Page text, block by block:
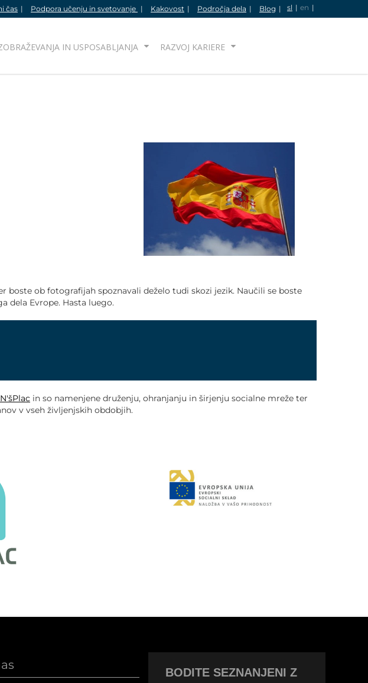
sl en
čas Podpora učenju in svetovanje Kakovost Področja dela Blog
IN USPOSABLJANJA RAZVOJ KARIERE
ob fotografijah spoznavali deželo tudi skozi jezik. Naučili se boste
dela Evrope. Hasta luego.
in so namenjene druženju, ohranjanju in širjenju socialne mreže ter
v vseh življenjskih obdobjih.
BODITE SEZNANJENI Z